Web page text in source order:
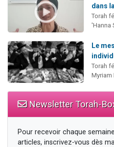
dans
Torah
'Hanna
Le
Torah
Myriam
Newsletter Torah-
Pour recevoir chaque
articles, inscrivez-vous dès